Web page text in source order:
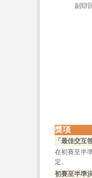
副辯
獎項
「最佳交互
在初賽至半
定。
初賽至半準